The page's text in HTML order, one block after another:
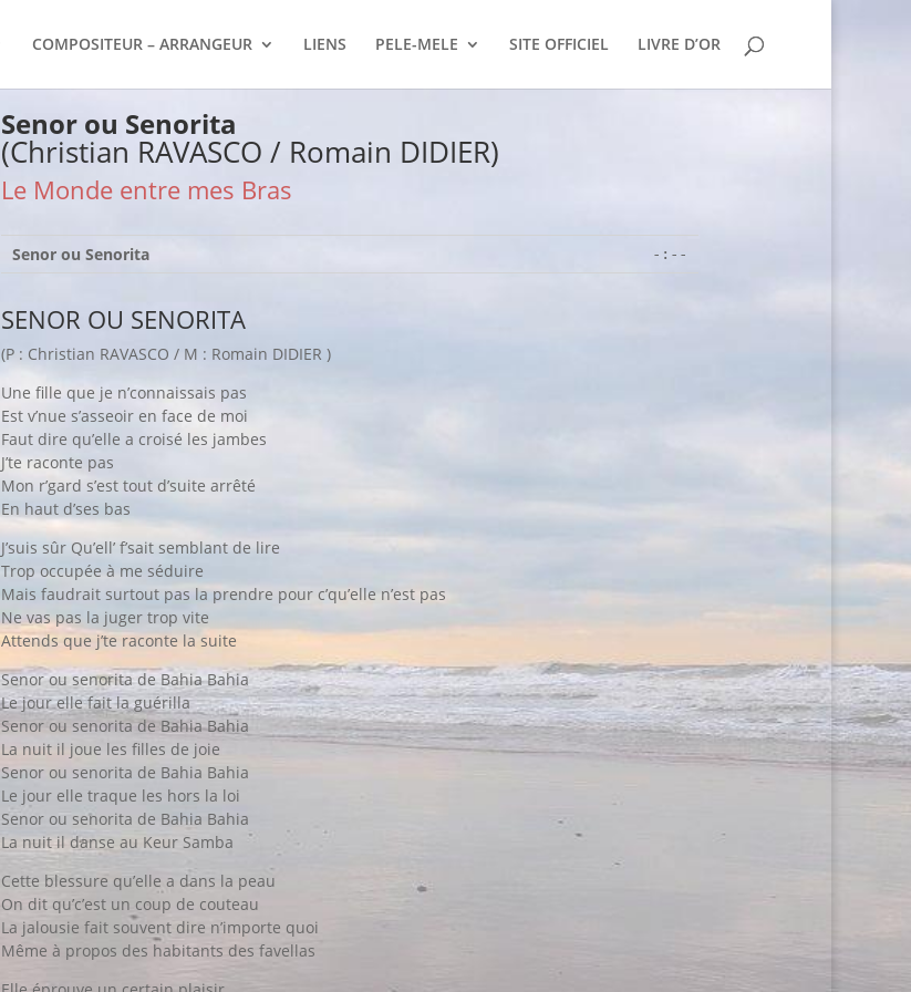
COMPOSITEUR – ARRANGEUR LIENS PELE-MELE SITE OFFICIEL LIVRE D’OR
Senor ou Senorita
(Christian RAVASCO / Romain DIDIER)
Le Monde entre mes Bras
Senor ou Senorita -:--
SENOR OU SENORITA
(P : Christian RAVASCO / M : Romain DIDIER )
Une fille que je n’connaissais pas
Est v’nue s’asseoir en face de moi
Faut dire qu’elle a croisé les jambes
J’te raconte pas
Mon r’gard s’est tout d’suite arrêté
En haut d’ses bas
J’suis sûr Qu’ell’ f’sait semblant de lire
Trop occupée à me séduire
Mais faudrait surtout pas la prendre pour c’qu’elle n’est pas
Ne vas pas la juger trop vite
Attends que j’te raconte la suite
Senor ou senorita de Bahia Bahia
Le jour elle fait la guérilla
Senor ou senorita de Bahia Bahia
La nuit il joue les filles de joie
Senor ou senorita de Bahia Bahia
Le jour elle traque les hors la loi
Senor ou senorita de Bahia Bahia
La nuit il danse au Keur Samba
Cette blessure qu’elle a dans la peau
On dit qu’c’est un coup de couteau
La jalousie fait souvent dire n’importe quoi
Même à propos des habitants des favellas